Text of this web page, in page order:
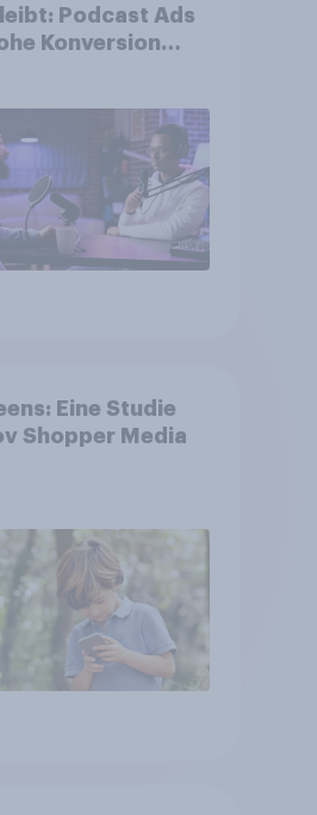
Podcast Ads
Konversion
Eine Studie
Shopper Media